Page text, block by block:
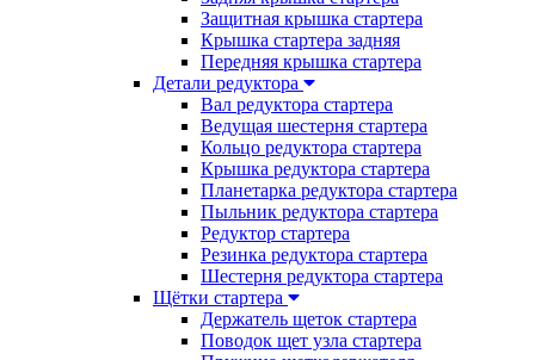
Защитная крышка стартера
Крышка стартера задняя
Передняя крышка стартера
Детали редуктора
Вал редуктора стартера
Ведущая шестерня стартера
Кольцо редуктора стартера
Крышка редуктора стартера
Планетарка редуктора стартера
Пыльник редуктора стартера
Редуктор стартера
Резинка редуктора стартера
Шестерня редуктора стартера
Щётки стартера
Держатель щеток стартера
Поводок щет узла стартера